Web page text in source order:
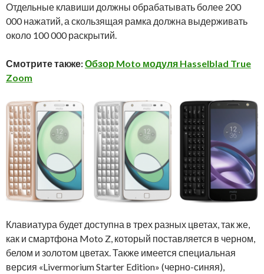
Отдельные клавиши должны обрабатывать более 200
000 нажатий, а скользящая рамка должна выдерживать
около 100 000 раскрытий.
Смотрите также:Обзор Moto модуля Hasselblad True
Zoom
Клавиатура будет доступна в трех разных цветах, так же,
как и смартфона Moto Z, который поставляется в черном,
белом и золотом цветах. Также имеется специальная
версия «Livermorium Starter Edition» (черно-синяя),